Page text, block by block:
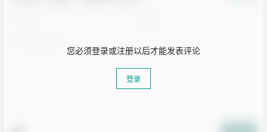
您必须登录或注册以后才能发表评论
登录